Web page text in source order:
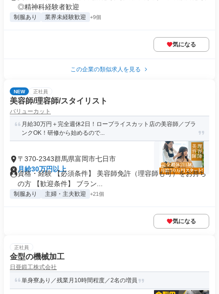
◎精神科経験者歓迎
制服あり 業界未経験歓迎 +9個
気になる
この企業の類似求人を見る
NEW 正社員
美容師/理容師/スタイリスト
バリューカット
月給30万円＋完全週休2日！ロープライスカット店の美容師／ブラ
ンクOK！研修から始めるので...
〒370-2343群馬県富岡市七日市
月給30万円以上
資格・経験 【必須条件】 美容師免許（理容師も可）をお持ち
の方 【歓迎条件】 ブラン...
制服あり 主婦・主夫歓迎 +21個
気になる
正社員
金型の機械加工
日亜鍛工株式会社
単身寮あり／残業月10時間程度／2名の増員